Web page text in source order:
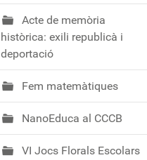
Acte de memòria
històrica: exili republicà i
deportació
Fem matemàtiques
NanoEduca al CCCB
VI Jocs Florals Escolars